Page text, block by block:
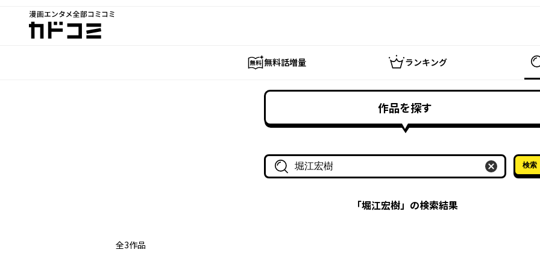
漫画エンタメ全部コミコミ
カドコミ
無料話増量 ランキング
作品を探す
作品名・作家名で探す
検索
「堀江宏樹」の検索結果
全3作品